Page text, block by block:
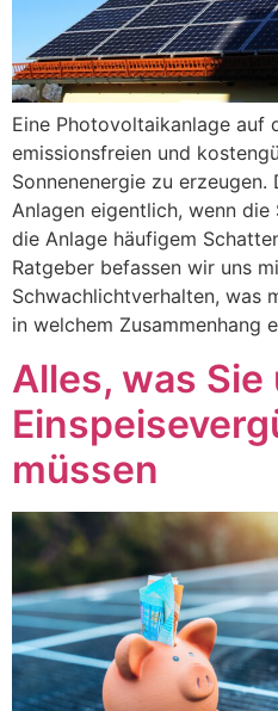
Eine Photovoltaikanlage auf
emissionsfreien und
Sonnenenergie zu
Anlagen eigentlich, wenn
die Anlage häufigem
Ratgeber befassen wir uns
Schwachlichtverhalten, was
in welchem Zusammenhang
Alles, was Sie
müssen